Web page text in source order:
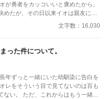
が勇者をカッコいいと褒めたから。
めたが、その日以来イオは親友によ
る。 そんな日々の中で慰めてくれた
の贄としての役目を命じられ、勇者
文字数：16,030
った件について。
もう一緒に